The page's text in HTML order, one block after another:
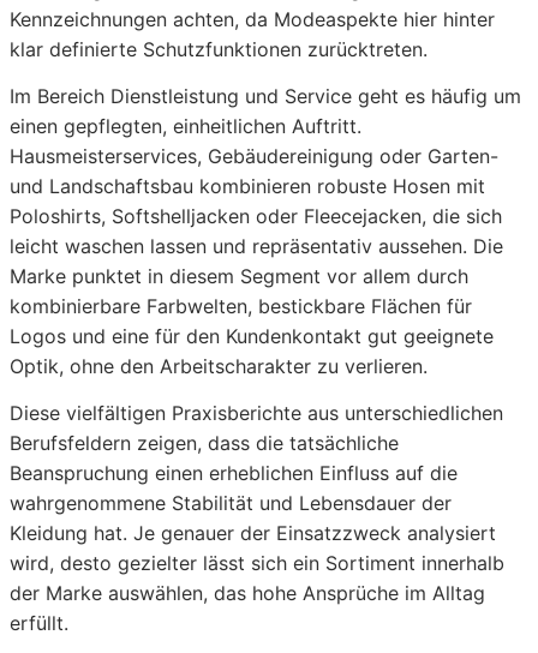
Kennzeichnungen achten, da Modeaspekte hier hinter
klar definierte Schutzfunktionen zurücktreten.
Im Bereich Dienstleistung und Service geht es häufig um
einen gepflegten, einheitlichen Auftritt.
Hausmeisterservices, Gebäudereinigung oder Garten-
und Landschaftsbau kombinieren robuste Hosen mit
Poloshirts, Softshelljacken oder Fleecejacken, die sich
leicht waschen lassen und repräsentativ aussehen. Die
Marke punktet in diesem Segment vor allem durch
kombinierbare Farbwelten, bestickbare Flächen für
Logos und eine für den Kundenkontakt gut geeignete
Optik, ohne den Arbeitscharakter zu verlieren.
Diese vielfältigen Praxisberichte aus unterschiedlichen
Berufsfeldern zeigen, dass die tatsächliche
Beanspruchung einen erheblichen Einfluss auf die
wahrgenommene Stabilität und Lebensdauer der
Kleidung hat. Je genauer der Einsatzzweck analysiert
wird, desto gezielter lässt sich ein Sortiment innerhalb
der Marke auswählen, das hohe Ansprüche im Alltag
erfüllt.